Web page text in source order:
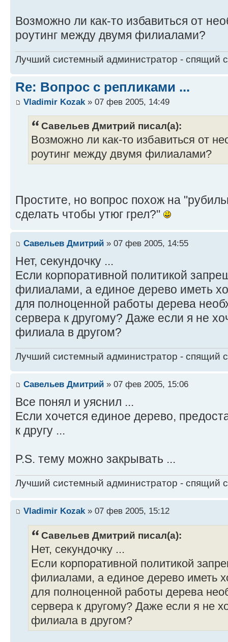
Возможно ли как-то избавиться от
роутинг между двумя филиалами?
Лучший системный администратор - спящий
Re: Вопрос с репликами ...
Vladimir Kozak» 07 фев 2005, 14:49
Савельев Дмитрий писал(а):
Возможно ли как-то избавиться от
роутинг между двумя филиалами?
Простите, но вопрос похож на
сделать чтобы утюг грел?"
Савельев Дмитрий » 07 фев 2005, 14:55
Нет, секундочку ...
Если корпоративной политикой
филиалами, а единое дерево иметь
для полноценной работы дерева
сервера к другому? Даже если я не
филиала в другом?
Лучший системный администратор - спящий
Савельев Дмитрий » 07 фев 2005, 15:06
Все понял и уяснил ...
Если хочется единое дерево,
к другу ...
P.S. тему можно закрывать ...
Лучший системный администратор - спящий
Vladimir Kozak» 07 фев 2005, 15:12
Савельев Дмитрий писал(а):
Нет, секундочку ...
Если корпоративной политикой
филиалами, а единое дерево иметь
для полноценной работы дерева
сервера к другому? Даже если я не
филиала в другом?